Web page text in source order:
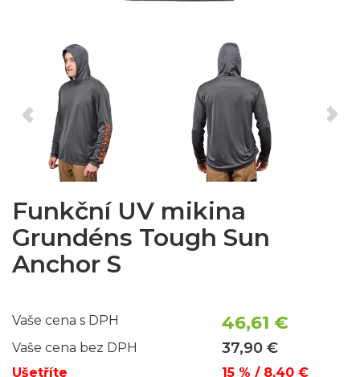
Funkční UV mikina
Grundéns Tough Sun
Anchor S
Vaše cena s DPH 46,61 €
Vaše cena bez DPH 37,90 €
Ušetříte
15 % / 8,40 €